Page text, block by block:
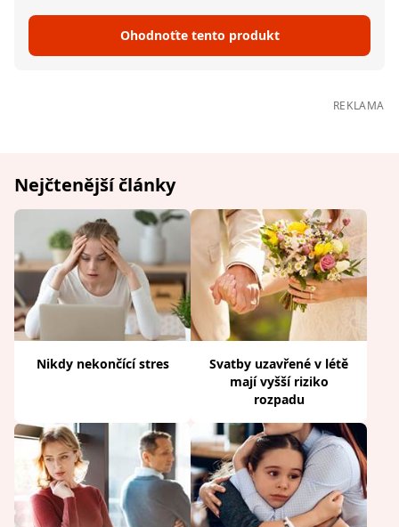
Ohodnoťte tento produkt
REKLAMA
Nejčtenější články
Nikdy nekončící stres
Svatby uzavřené v létě
mají vyšší riziko
rozpadu